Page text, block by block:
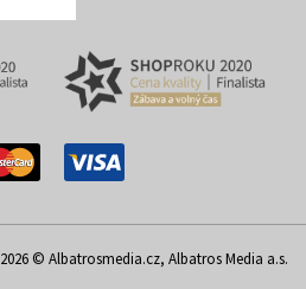
2026 © Albatrosmedia.cz, Albatros Media a.s.